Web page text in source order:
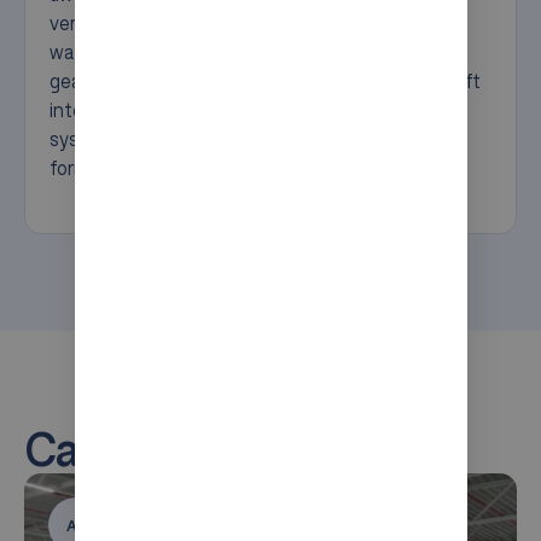
verbindt de processen in de magazijnoplossing,
wat zorgt voor een efficiënte en nauwkeurige
geautomatiseerde magazijnoperatie. LogiCS heeft
interfaces met een groot aantal ERP- en WMS-
systemen op basis van het standaard JSON-
formaat.
Case Studies
AutoStore